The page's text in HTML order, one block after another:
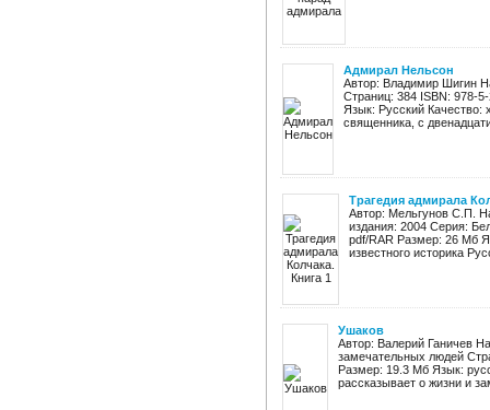
Адмирал Нельсон
Автор: Владимир Шигин
Страниц: 384 ISBN: 978-
Язык: Русский Качество:
священника, с
Трагедия адмирала
Автор: Мельгунов С.П.
издания: 2004 Серия:
pdf/RAR Размер: 26 Мб
известного историка
Ушаков
Автор: Валерий Ганичев
замечательных людей
Размер: 19.3 Мб Язык:
рассказывает о жизни и